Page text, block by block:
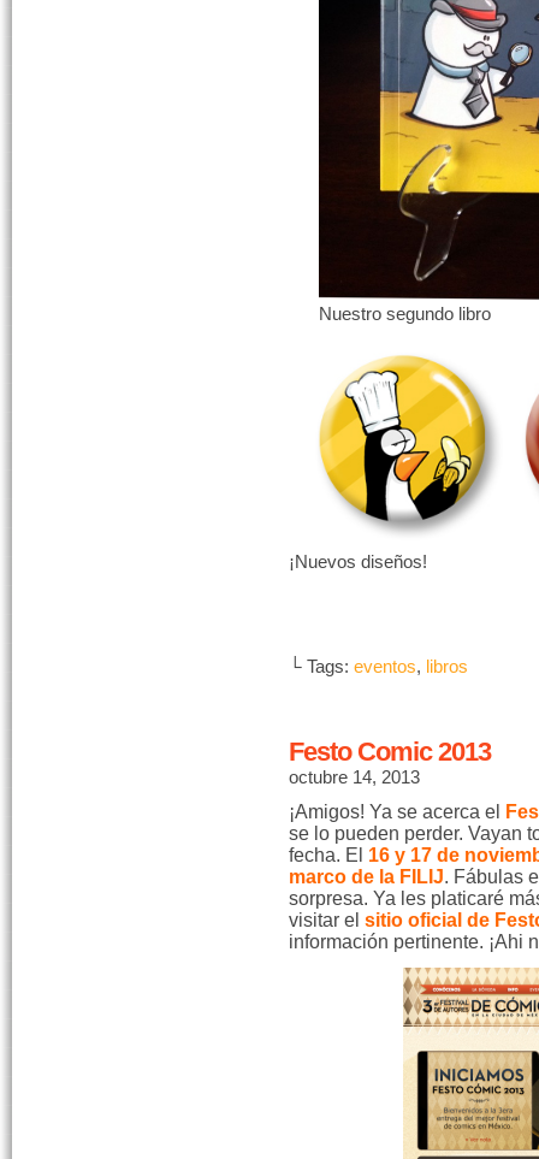
Nuestro segundo libro
¡Nuevos diseños!
└ Tags: eventos, libros
Festo Comic 2013
octubre 14, 2013
¡Amigos! Ya se acerca el
se lo pueden perder. Vayan
fecha. El 16 y 17 de
marco de la FILIJ. Fábulas
sorpresa. Ya les platicaré
visitar el sitio oficial de
información pertinente. ¡Ahi